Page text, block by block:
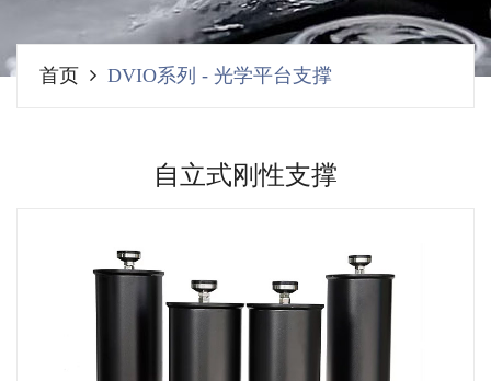
首页 DVIO系列 - 光学平台支撑
自立式刚性支撑